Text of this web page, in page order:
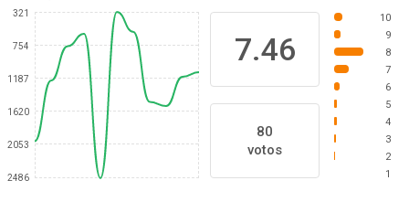
321
754
1187
1620
2053
2486
7.46
80
votos
10
9
8
7
6
5
4
3
2
1